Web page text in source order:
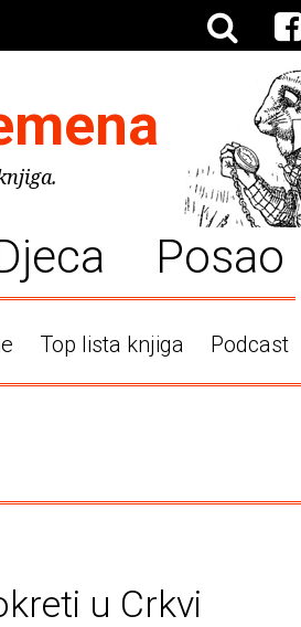
Posao
Top lista knjiga Podcast
u Crkvi